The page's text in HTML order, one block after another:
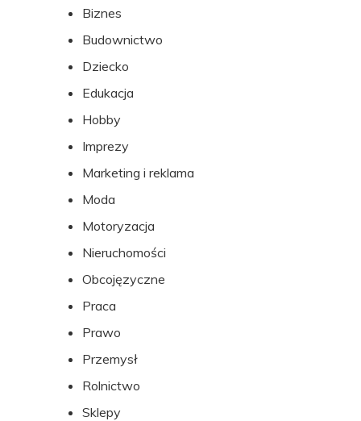
Biznes
Budownictwo
Dziecko
Edukacja
Hobby
Imprezy
Marketing i reklama
Moda
Motoryzacja
Nieruchomości
Obcojęzyczne
Praca
Prawo
Przemysł
Rolnictwo
Sklepy